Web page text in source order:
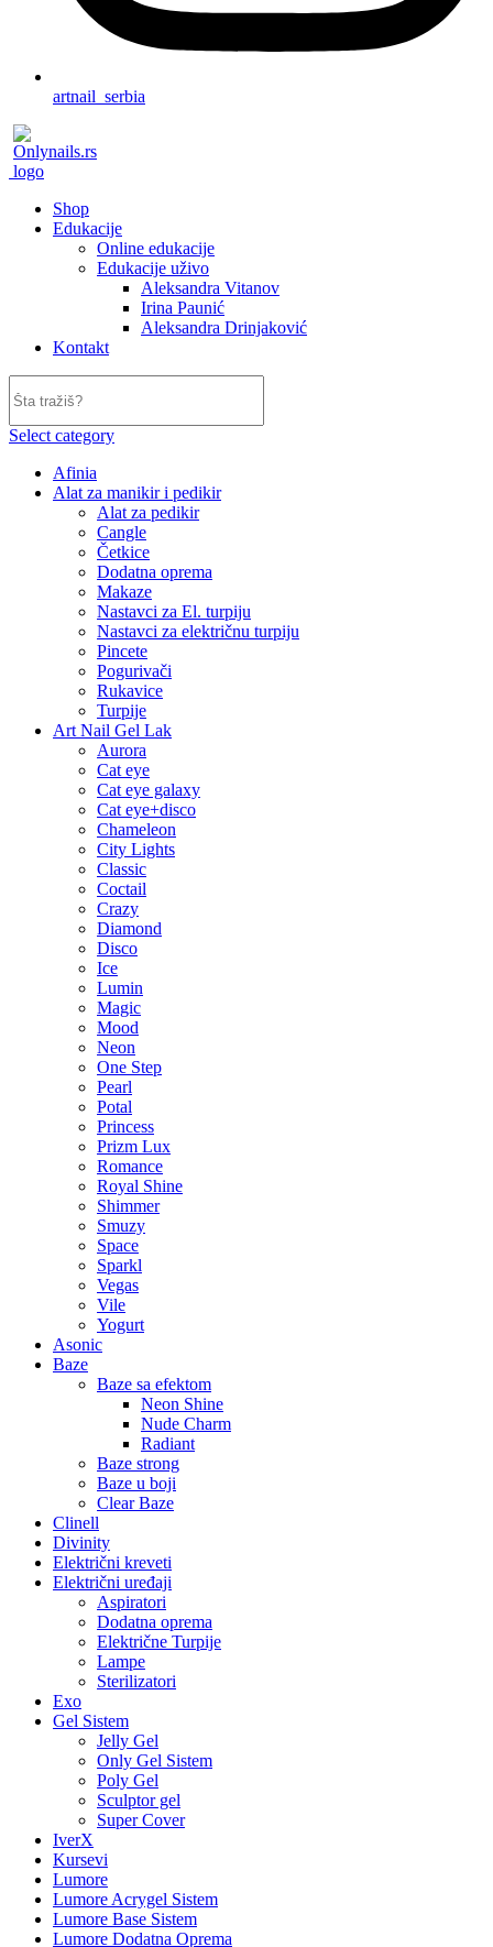
artnail_serbia
Shop
Edukacije
Online edukacije
Edukacije uživo
Aleksandra Vitanov
Irina Paunić
Aleksandra Drinjaković
Kontakt
Select category
Afinia
Alat za manikir i pedikir
Alat za pedikir
Cangle
Četkice
Dodatna oprema
Makaze
Nastavci za El. turpiju
Nastavci za električnu turpiju
Pincete
Pogurivači
Rukavice
Turpije
Art Nail Gel Lak
Aurora
Cat eye
Cat eye galaxy
Cat eye+disco
Chameleon
City Lights
Classic
Coctail
Crazy
Diamond
Disco
Ice
Lumin
Magic
Mood
Neon
One Step
Pearl
Potal
Princess
Prizm Lux
Romance
Royal Shine
Shimmer
Smuzy
Space
Sparkl
Vegas
Vile
Yogurt
Asonic
Baze
Baze sa efektom
Neon Shine
Nude Charm
Radiant
Baze strong
Baze u boji
Clear Baze
Clinell
Divinity
Električni kreveti
Električni uređaji
Aspiratori
Dodatna oprema
Električne Turpije
Lampe
Sterilizatori
Exo
Gel Sistem
Jelly Gel
Only Gel Sistem
Poly Gel
Sculptor gel
Super Cover
IverX
Kursevi
Lumore
Lumore Acrygel Sistem
Lumore Base Sistem
Lumore Dodatna Oprema